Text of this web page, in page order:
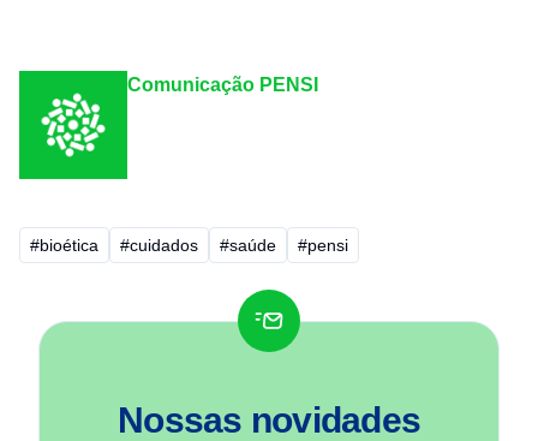
Comunicação PENSI
#bioética #cuidados #saúde #pensi
Nossas novidades